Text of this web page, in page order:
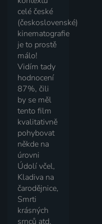
celé české
(československé)
kinematografie
je to prostě
málo!
Vidím tady
hodnocení
87%, čili
by se měl
tento film
kvalitativně
pohybovat
někde na
úrovni
Údolí včel,
Kladiva na
čarodějnice,
Smrti
krásných
srnců atd.